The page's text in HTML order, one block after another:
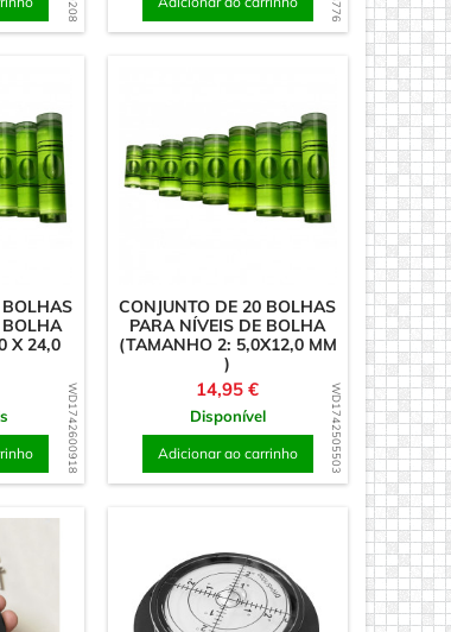
WD1742600918
BOLHA
X 24,0
WD1742505503
CONJUNTO DE 20 BOLHAS
PARA NÍVEIS DE BOLHA
(TAMANHO 2: 5,0X12,0 MM
)
Preço
14,95 €
Disponível
Adicionar ao carrinho